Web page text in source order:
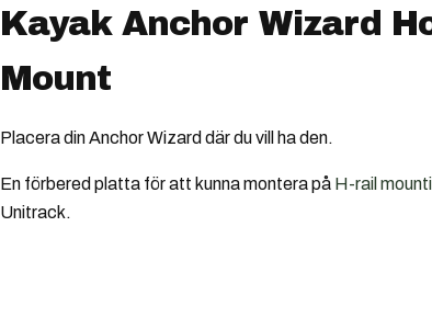
Kayak Anchor Wizard
Mount
Placera din Anchor Wizard där du vill ha den.
En förbered platta för att kunna montera på H-rail
Unitrack.